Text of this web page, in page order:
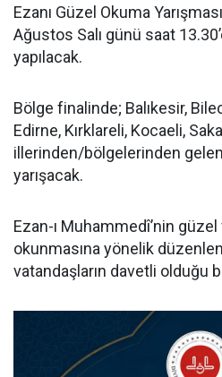
Ezanı Güzel Okuma
Ağustos Salı günü saat
yapılacak.
Bölge finalinde; Balıkesir,
Edirne, Kırklareli, Kocaeli,
illerinden/bölgelerinden
yarışacak.
Ezan-ı Muhammedî’nin
okunmasına yönelik
vatandaşların davetli olduğu